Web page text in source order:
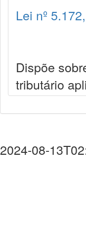
Lei nº
Dispõe
tributário
2024-08-